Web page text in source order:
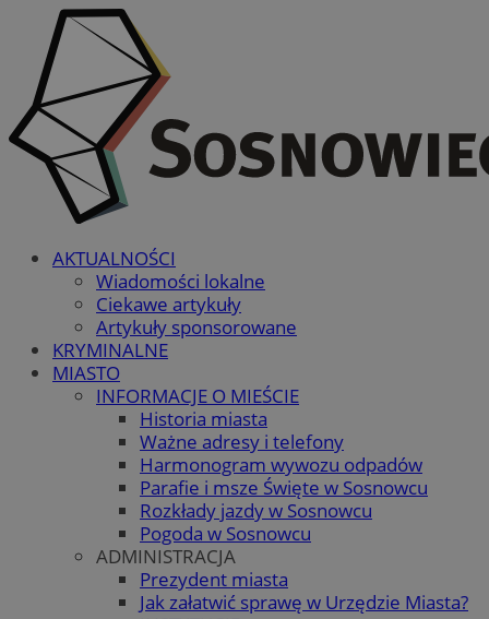
AKTUALNOŚCI
Wiadomości lokalne
Ciekawe artykuły
Artykuły sponsorowane
KRYMINALNE
MIASTO
INFORMACJE O MIEŚCIE
Historia miasta
Ważne adresy i telefony
Harmonogram wywozu odpadów
Parafie i msze Święte w Sosnowcu
Rozkłady jazdy w Sosnowcu
Pogoda w Sosnowcu
ADMINISTRACJA
Prezydent miasta
Jak załatwić sprawę w Urzędzie Miasta?